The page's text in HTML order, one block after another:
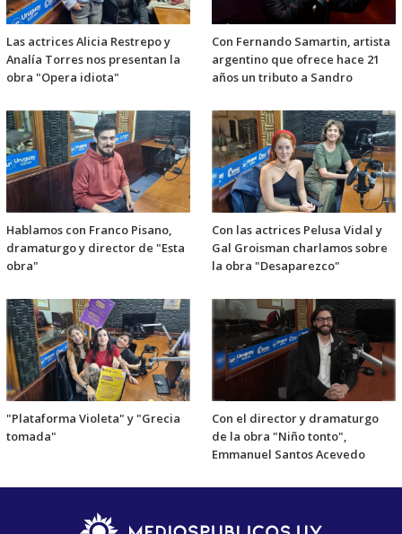
Las actrices Alicia Restrepo y
Analía Torres nos presentan la
obra "Opera idiota"
Con Fernando Samartin, artista
argentino que ofrece hace 21
años un tributo a Sandro
Hablamos con Franco Pisano,
dramaturgo y director de "Esta
obra"
Con las actrices Pelusa Vidal y
Gal Groisman charlamos sobre
la obra "Desaparezco"
"Plataforma Violeta" y "Grecia
tomada"
Con el director y dramaturgo
de la obra "Niño tonto",
Emmanuel Santos Acevedo